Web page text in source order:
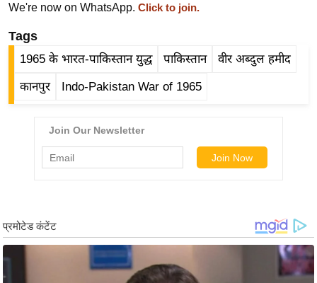
ज
फ
म
नो
बॉ
ली
We're now on WhatsApp. Click to join.
Tags
1965 के भारत-पाकिस्तान युद्ध पाकिस्तान वीर अब्दुल हमीद
कानपुर Indo-Pakistan War of 1965